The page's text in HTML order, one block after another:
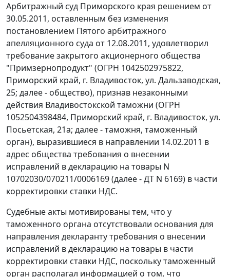
Арбитражный суд Приморского края решением от
30.05.2011, оставленным без изменения
постановлением Пятого арбитражного
апелляционного суда от 12.08.2011, удовлетворил
требование закрытого акционерного общества
"Примзернопродукт" (ОГРН 1042502975822,
Приморский край, г. Владивосток, ул. Дальзаводская,
25; далее - общество), признав незаконными
действия Владивостокской таможни (ОГРН
1052504398484, Приморский край, г. Владивосток, ул.
Посьетская, 21а; далее - таможня, таможенный
орган), выразившиеся в направлении 14.02.2011 в
адрес общества требования о внесении
исправлений вдекларацию на товары N
10702030/070211/0006169 (далее - ДТ N 6169) в части
корректировки ставки НДС.
Судебные акты мотивированы тем, что у
таможенного органа отсутствовали основания для
направления декларанту требования о внесении
исправлений в декларацию на товары в части
корректировки ставки НДС, поскольку таможенный
орган располагал информацией о том, что